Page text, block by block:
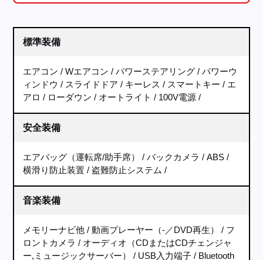
標準装備
エアコン Wエアコン パワーステアリング
パワーウ
ィンドウ
スライドドア キーレス スマートキー
エ
アロ
ローダウン オートライト 100V電源
安全装備
エアバッグ（運転席/助手席） バックカメラ
ABS
横滑り防止装置
盗難防止システム
音楽装備
メモリーナビ他 動画プレーヤー（-／DVD再生）
フ
ロントカメラ
オーディオ（CDまたはCDチェンジャ
ー,ミュージックサーバー）
USB入力端子 Bluetooth